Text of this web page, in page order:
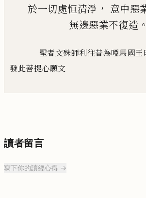
於一切處恒清淨 ， 意中惡
無邊惡業不復造 。
聖者文殊師利往昔為啞馬國王
發此菩提心願文
讀者留言
寫下你的讀經心得 →